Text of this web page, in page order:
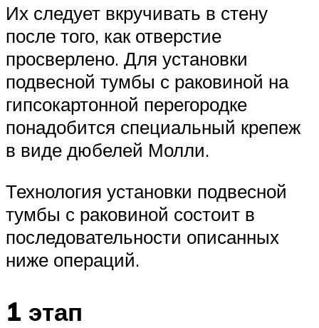
Их следует вкручивать в стену
после того, как отверстие
просверлено. Для установки
подвесной тумбы с раковиной на
гипсокартонной перегородке
понадобится специальный крепеж
в виде дюбелей Молли.
Технология установки подвесной
тумбы с раковиной состоит в
последовательности описанных
ниже операций.
1 этап